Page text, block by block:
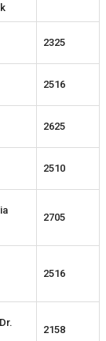
2325
2516
2625
2510
2705
2516
2158